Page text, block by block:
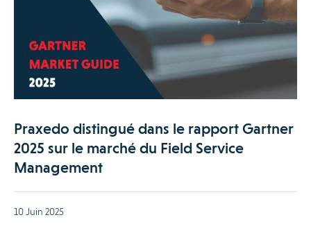
Praxedo distingué dans le rapport Gartner
2025 sur le marché du Field Service
Management
10 Juin 2025